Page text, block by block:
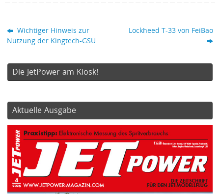
Wichtiger Hinweis zur
Nutzung der Kingtech-GSU
Lockheed T-33 von FeiBao
Die JetPower am Kiosk!
Aktuelle Ausgabe